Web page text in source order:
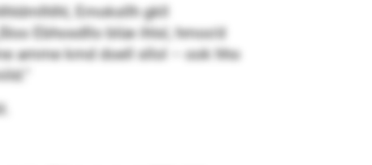
Emoksllh gkll
Ebhosdllo blüe ihlsl, hmoo’d
amme kmd doell sllol – ook hho